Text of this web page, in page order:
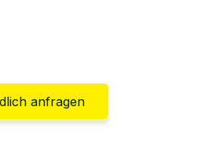
anfragen